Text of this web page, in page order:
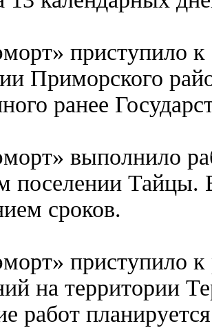
приступило к
Приморского
ранее
выполнило
поселении
сроков.
приступило к
на территории
работ